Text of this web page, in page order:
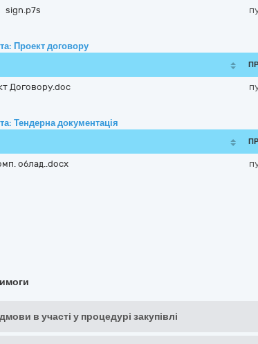
sign.p7s
Проект договору
Договору.doc
Тендерна документація
облад..docx
в участі у процедурі закупівлі